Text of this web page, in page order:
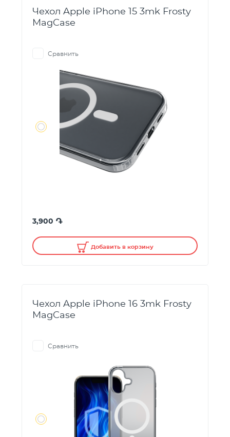
Чехол Apple iPhone 15 3mk Frosty
MagCase
Сравнить
3,900 ֏
Добавить в корзину
Чехол Apple iPhone 16 3mk Frosty
MagCase
Сравнить